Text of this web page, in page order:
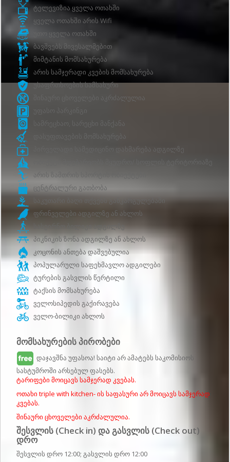
ტელევიზია ყველა ოთახში
ყველა ოთახში არის Wifi
უთო ყველა ოთახში
ბავშვებს მივესალმებით
მიმტანის მომსახურება
არის სამჯერადი კვების მომსახურება
უსაფრთხოების სამსახური
შინაური ცხოველები აკრძალულია
სამრეცხაო, სარეცხი მანქანა
დასუფთავების მომსახურება
პირველადი სამედიცინო დახმარება ადგილზე
ობიექტი მდებარეობს მყუდრო/ სოფლის ტერიტორიაზე
არის ზამთრის სპორტის ობიექტები
ცენტრალური გათბობა
საკუთარი ბაღი თქვენს განკარგულებაში
ფრინველები ადგილზე ან ახლოს
პიკნიკის ზონა ადგილზე ან ახლოს
კოცონის ანთება დაშვებულია
პოპულარული საფეხმავლო ადგილები
ტურების გასვლის წერტილი
ტაქსის მომსახურება
ველოსიპედის გაქირავება
ველო-ბილიკი ახლოს
მომსახურების პირობები
დაჯავშნა უფასოა! საიტი არ ამატებს საკომისიოს
სასტუმროში არსებულ ფასებს.
ტარიფები მოიცავს სამჯერად კვებას.
ოთახი triple with kitchen- ის საფასური არ მოიცავს სამჯერად
კვებას.
შინაური ცხოველები აკრძალულია.
შესვლის (Check in) და გასვლის (Check out)
დრო
შესვლის დრო 12:00; გასვლის დრო 12:00